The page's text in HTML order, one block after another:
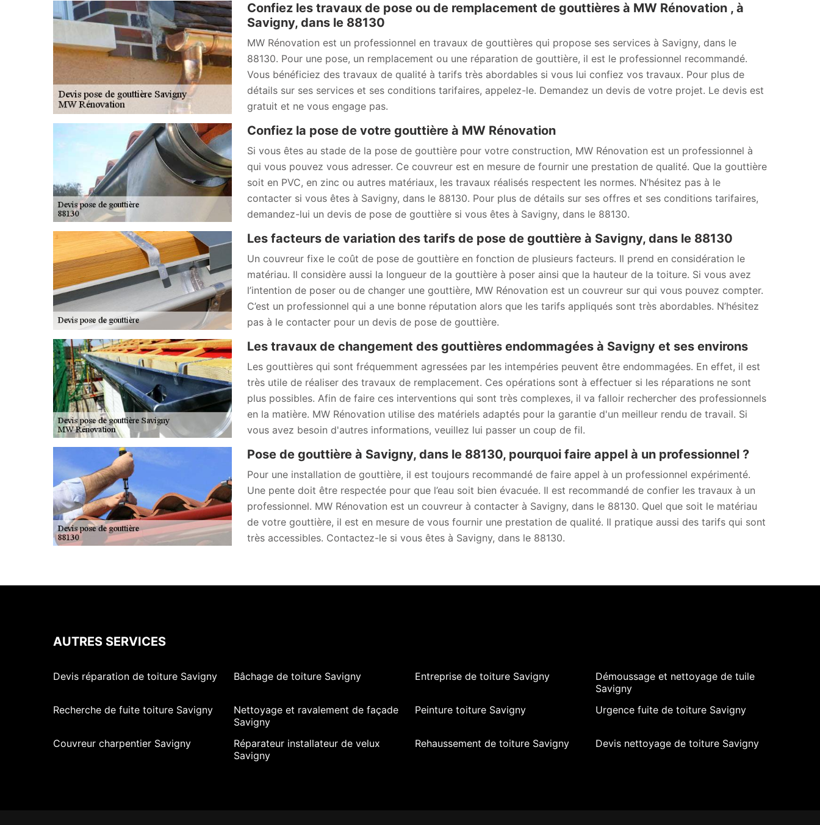
Confiez les travaux de pose ou de remplacement de gouttières à MW Rénovation , à
Savigny, dans le 88130
MW Rénovation est un professionnel en travaux de gouttières qui propose ses services à Savigny, dans le
88130. Pour une pose, un remplacement ou une réparation de gouttière, il est le professionnel recommandé.
Vous bénéficiez des travaux de qualité à tarifs très abordables si vous lui confiez vos travaux. Pour plus de
détails sur ses services et ses conditions tarifaires, appelez-le. Demandez un devis de votre projet. Le devis est
gratuit et ne vous engage pas.
Confiez la pose de votre gouttière à MW Rénovation
Si vous êtes au stade de la pose de gouttière pour votre construction, MW Rénovation est un professionnel à
qui vous pouvez vous adresser. Ce couvreur est en mesure de fournir une prestation de qualité. Que la gouttière
soit en PVC, en zinc ou autres matériaux, les travaux réalisés respectent les normes. N’hésitez pas à le
contacter si vous êtes à Savigny, dans le 88130. Pour plus de détails sur ses offres et ses conditions tarifaires,
demandez-lui un devis de pose de gouttière si vous êtes à Savigny, dans le 88130.
Les facteurs de variation des tarifs de pose de gouttière à Savigny, dans le 88130
Un couvreur fixe le coût de pose de gouttière en fonction de plusieurs facteurs. Il prend en considération le
matériau. Il considère aussi la longueur de la gouttière à poser ainsi que la hauteur de la toiture. Si vous avez
l’intention de poser ou de changer une gouttière, MW Rénovation est un couvreur sur qui vous pouvez compter.
C’est un professionnel qui a une bonne réputation alors que les tarifs appliqués sont très abordables. N’hésitez
pas à le contacter pour un devis de pose de gouttière.
Les travaux de changement des gouttières endommagées à Savigny et ses environs
Les gouttières qui sont fréquemment agressées par les intempéries peuvent être endommagées. En effet, il est
très utile de réaliser des travaux de remplacement. Ces opérations sont à effectuer si les réparations ne sont
plus possibles. Afin de faire ces interventions qui sont très complexes, il va falloir rechercher des professionnels
en la matière. MW Rénovation utilise des matériels adaptés pour la garantie d'un meilleur rendu de travail. Si
vous avez besoin d'autres informations, veuillez lui passer un coup de fil.
Pose de gouttière à Savigny, dans le 88130, pourquoi faire appel à un professionnel ?
Pour une installation de gouttière, il est toujours recommandé de faire appel à un professionnel expérimenté.
Une pente doit être respectée pour que l’eau soit bien évacuée. Il est recommandé de confier les travaux à un
professionnel. MW Rénovation est un couvreur à contacter à Savigny, dans le 88130. Quel que soit le matériau
de votre gouttière, il est en mesure de vous fournir une prestation de qualité. Il pratique aussi des tarifs qui sont
très accessibles. Contactez-le si vous êtes à Savigny, dans le 88130.
AUTRES SERVICES
Devis réparation de toiture Savigny Bâchage de toiture Savigny Entreprise de toiture Savigny
Démoussage et nettoyage de tuile
Savigny
Recherche de fuite toiture Savigny
Nettoyage et ravalement de façade
Savigny
Peinture toiture Savigny Urgence fuite de toiture Savigny
Couvreur charpentier Savigny
Réparateur installateur de velux
Savigny
Rehaussement de toiture Savigny Devis nettoyage de toiture Savigny